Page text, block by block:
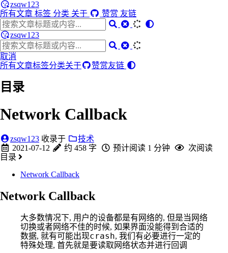
zsqw123
所有文章 标签 分类 关于 赞赏 友链
zsqw123
取消
所有文章标签分类关于 赞赏友链
目录
Network Callback
zsqw123 收录于
技术
2021-07-12
约 458 字 预计阅读 1 分钟
次阅读
目录
Network Callback
Network Callback
大多数情况下, 用户的设备都是有网络的, 但是当网络
切换或者网络不佳的时候, 如果界面没能得到合适的
数据, 就有可能出现crash, 我们有必要进行一定的
特殊处理, 首先就是要读取网络状态并进行回调